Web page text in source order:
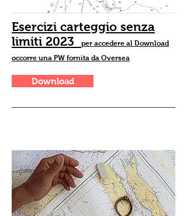
Esercizi carteggio senza
limiti 2023
per accedere al Download
occorre una PW fornita da Oversea
Download